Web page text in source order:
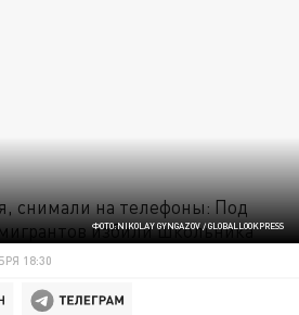
ФОТО:NIKOLAY GYNGAZOV / GLOBALLOOKPRESS
18:30